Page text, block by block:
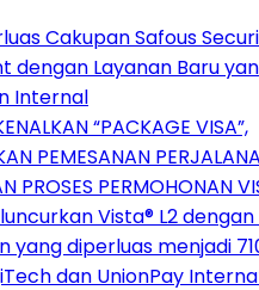
Cakupan Safous
dengan Layanan Baru
Internal
“PACKAGE VISA”,
PEMESANAN
PROSES PERMOHONAN
Vista® L2
yang diperluas menjadi
dan UnionPay